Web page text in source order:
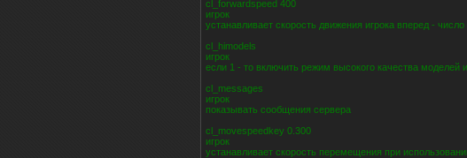
cl_forwardspeed 400
игрок
устанавливает скорость движения игрока вперед -
cl_himodels
игрок
если 1 - то включить режим высокого качества моделей
cl_messages
игрок
показывать сообщения сервера
cl_movespeedkey 0.300
игрок
устанавливает скорость перемещения при